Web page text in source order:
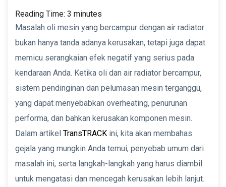
Reading Time: 3 minutes
Masalah oli mesin yang bercampur dengan air radiator
bukan hanya tanda adanya kerusakan, tetapi juga dapat
memicu serangkaian efek negatif yang serius pada
kendaraan Anda. Ketika oli dan air radiator bercampur,
sistem pendinginan dan pelumasan mesin terganggu,
yang dapat menyebabkan overheating, penurunan
performa, dan bahkan kerusakan komponen mesin.
Dalam artikel TransTRACK ini, kita akan membahas
gejala yang mungkin Anda temui, penyebab umum dari
masalah ini, serta langkah-langkah yang harus diambil
untuk mengatasi dan mencegah kerusakan lebih lanjut.